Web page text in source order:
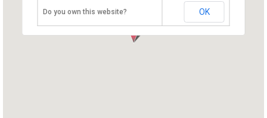
Do you own this website? OK